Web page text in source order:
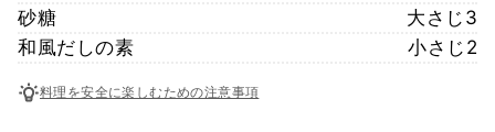
砂糖
大さじ3
和風だしの素
小さじ2
料理を安全に楽しむための注意事項